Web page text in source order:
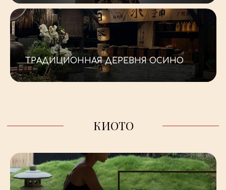
-
ТРАДИЦИОННАЯ ДЕРЕВНЯ ОСИНО
_
ОСАКА И НАРА